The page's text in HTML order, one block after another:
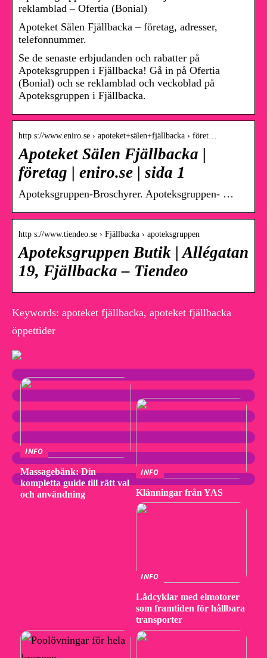
reklamblad – Ofertia (Bonial)
Apoteket Sälen Fjällbacka – företag, adresser,
telefonnummer.
Se de senaste erbjudanden och rabatter på
Apoteksgruppen i Fjällbacka! Gå in på Ofertia
(Bonial) och se reklamblad och veckoblad på
Apoteksgruppen i Fjällbacka.
http s://www.eniro.se › apoteket+sälen+fjällbacka › föret…
Apoteket Sälen Fjällbacka |
företag | eniro.se | sida 1
Apoteksgruppen-Broschyrer. Apoteksgruppen- …
http s://www.tiendeo.se › Fjällbacka › apoteksgruppen
Apoteksgruppen Butik | Allégatan
19, Fjällbacka – Tiendeo
Keywords: apoteket fjällbacka, apoteket fjällbacka
öppettider
INFO
Massagebänk: Din
kompletta guide till rätt val
och användning
INFO
Klänningar från YAS
INFO
Lådcyklar med elmotorer
som framtiden för hållbara
transporter